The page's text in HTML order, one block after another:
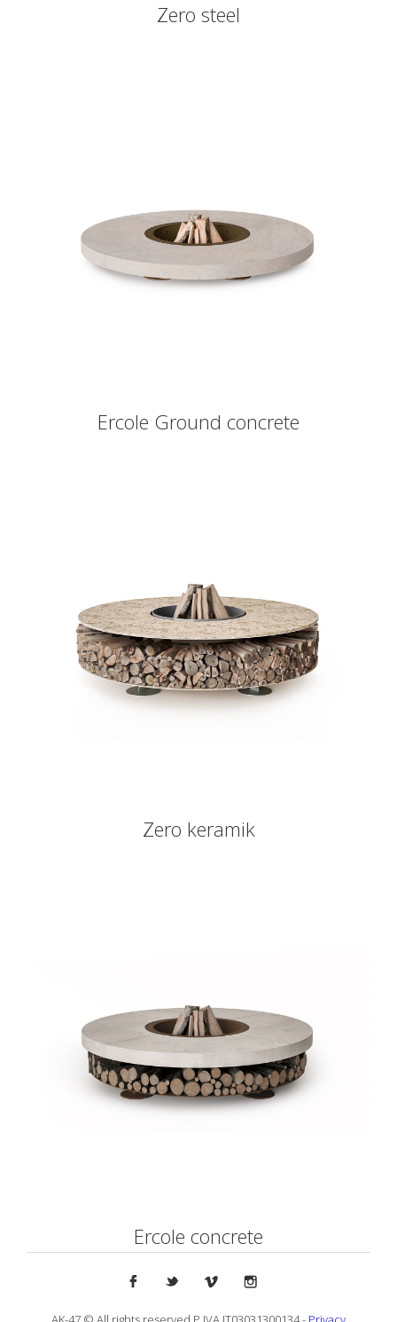
Zero steel
Ercole Ground concrete
Zero keramik
Ercole concrete